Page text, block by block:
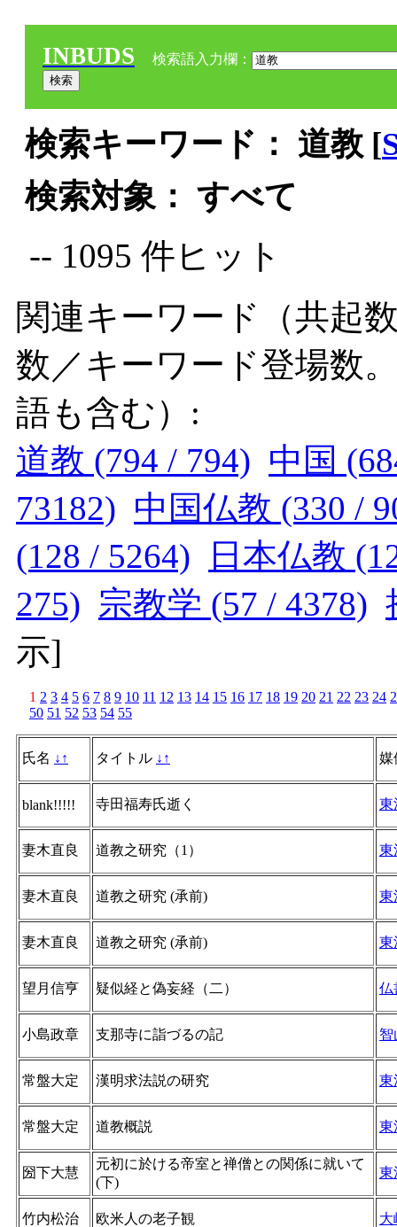
INBUDS 検索語入力欄：
検索キーワード： 道教 [
検索対象： すべて
-- 1095 件ヒット
関連キーワード（共起
数／キーワード登場数
語も含む）:
道教 (794 / 794) 中国
73182) 中国仏教 (330 /
(128 / 5264)
日本仏教
275) 宗教学 (57 / 4378)
示]
1 2 3 4 5 6 7 8 9 10 11 12 13 14 15 16 17 18 19 20 21 22 23 24
50 51 52 53 54 55
氏名 ↓ ↑ タイトル ↓ ↑
blank!!!!! 寺田福寿氏逝く 東
妻木直良 道教之研究（1） 東
妻木直良 道教之研究 (承前) 東
妻木直良 道教之研究 (承前) 東
望月信亨 疑似経と偽妄経（二） 仏
小島政章 支那寺に詣づるの記 智
常盤大定 漢明求法説の研究 東
常盤大定 道教概説 東
圀下大慧
元初に於ける帝室と禅僧との関係に就いて
(下)
東
竹内松治 欧米人の老子観 大